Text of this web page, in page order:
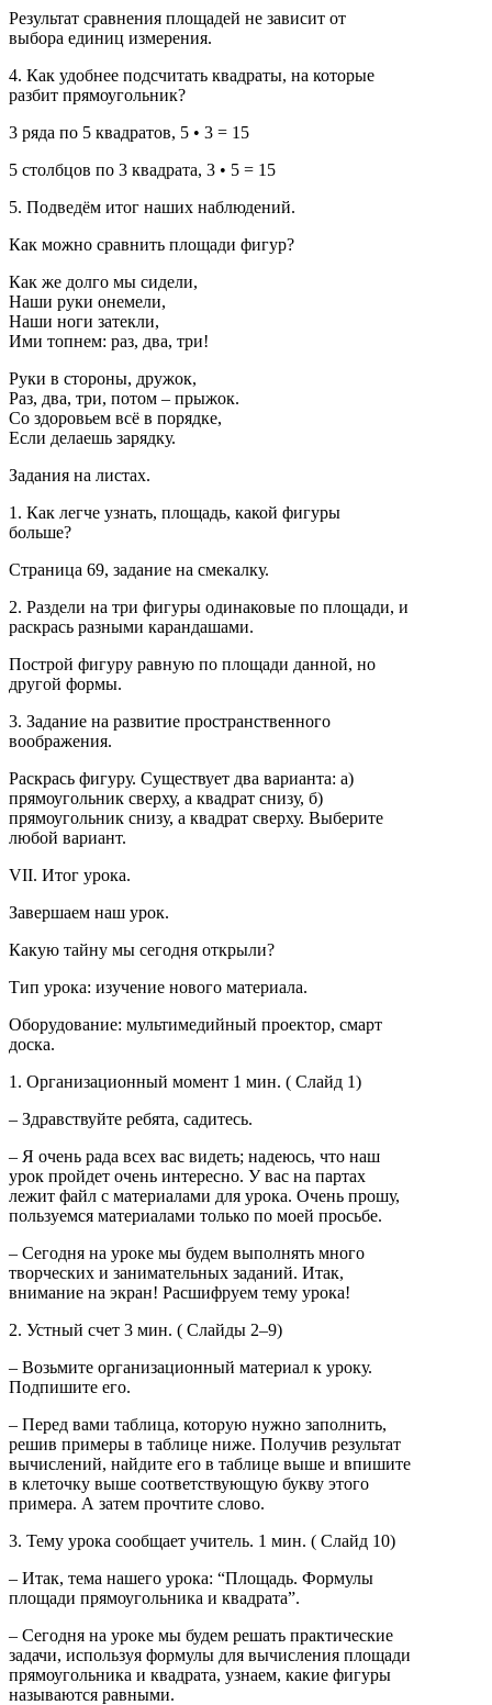
Результат сравнения площадей не зависит от
выбора единиц измерения.
4. Как удобнее подсчитать квадраты, на которые
разбит прямоугольник?
3 ряда по 5 квадратов, 5 • 3 = 15
5 столбцов по 3 квадрата, 3 • 5 = 15
5. Подведём итог наших наблюдений.
Как можно сравнить площади фигур?
Как же долго мы сидели,
Наши руки онемели,
Наши ноги затекли,
Ими топнем: раз, два, три!
Руки в стороны, дружок,
Раз, два, три, потом – прыжок.
Со здоровьем всё в порядке,
Если делаешь зарядку.
Задания на листах.
1. Как легче узнать, площадь, какой фигуры
больше?
Страница 69, задание на смекалку.
2. Раздели на три фигуры одинаковые по площади, и
раскрась разными карандашами.
Построй фигуру равную по площади данной, но
другой формы.
3. Задание на развитие пространственного
воображения.
Раскрась фигуру. Существует два варианта: а)
прямоугольник сверху, а квадрат снизу, б)
прямоугольник снизу, а квадрат сверху. Выберите
любой вариант.
VII. Итог урока.
Завершаем наш урок.
Какую тайну мы сегодня открыли?
Тип урока: изучение нового материала.
Оборудование: мультимедийный проектор, смарт
доска.
1. Организационный момент 1 мин. ( Слайд 1)
– Здравствуйте ребята, садитесь.
– Я очень рада всех вас видеть; надеюсь, что наш
урок пройдет очень интересно. У вас на партах
лежит файл с материалами для урока. Очень прошу,
пользуемся материалами только по моей просьбе.
– Сегодня на уроке мы будем выполнять много
творческих и занимательных заданий. Итак,
внимание на экран! Расшифруем тему урока!
2. Устный счет 3 мин. ( Слайды 2–9)
– Возьмите организационный материал к уроку.
Подпишите его.
– Перед вами таблица, которую нужно заполнить,
решив примеры в таблице ниже. Получив результат
вычислений, найдите его в таблице выше и впишите
в клеточку выше соответствующую букву этого
примера. А затем прочтите слово.
3. Тему урока сообщает учитель. 1 мин. ( Слайд 10)
– Итак, тема нашего урока: “Площадь. Формулы
площади прямоугольника и квадрата”.
– Сегодня на уроке мы будем решать практические
задачи, используя формулы для вычисления площади
прямоугольника и квадрата, узнаем, какие фигуры
называются равными.